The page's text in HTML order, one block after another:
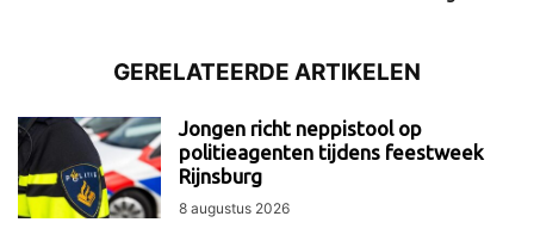
GERELATEERDE ARTIKELEN
Jongen richt neppistool op
politieagenten tijdens feestweek
Rijnsburg
8 augustus 2026